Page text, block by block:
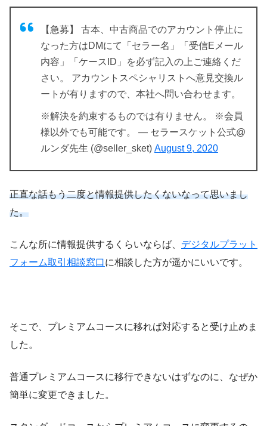
【急募】 古本、中古商品でのアカウント停止に
なった方はDMにて「セラー名」「受信Eメール
内容」「ケースID」を必ず記入の上ご連絡くだ
さい。 アカウントスペシャリストへ意見交換ル
ートが有りますので、本社へ問い合わせます。
※解決を約束するものでは有りません。 ※会員
様以外でも可能です。 — セラースケット公式@
ルンダ先生 (@seller_sket) August 9, 2020
正直な話もう二度と情報提供したくないなって思いまし
た。
こんな所に情報提供するくらいならば、 デジタルプラット
フォーム取引相談窓口に相談した方が遥かにいいです。
そこで、プレミアムコースに移れば対応すると受け止めま
した。
普通プレミアムコースに移行できないはずなのに、なぜか
簡単に変更できました。